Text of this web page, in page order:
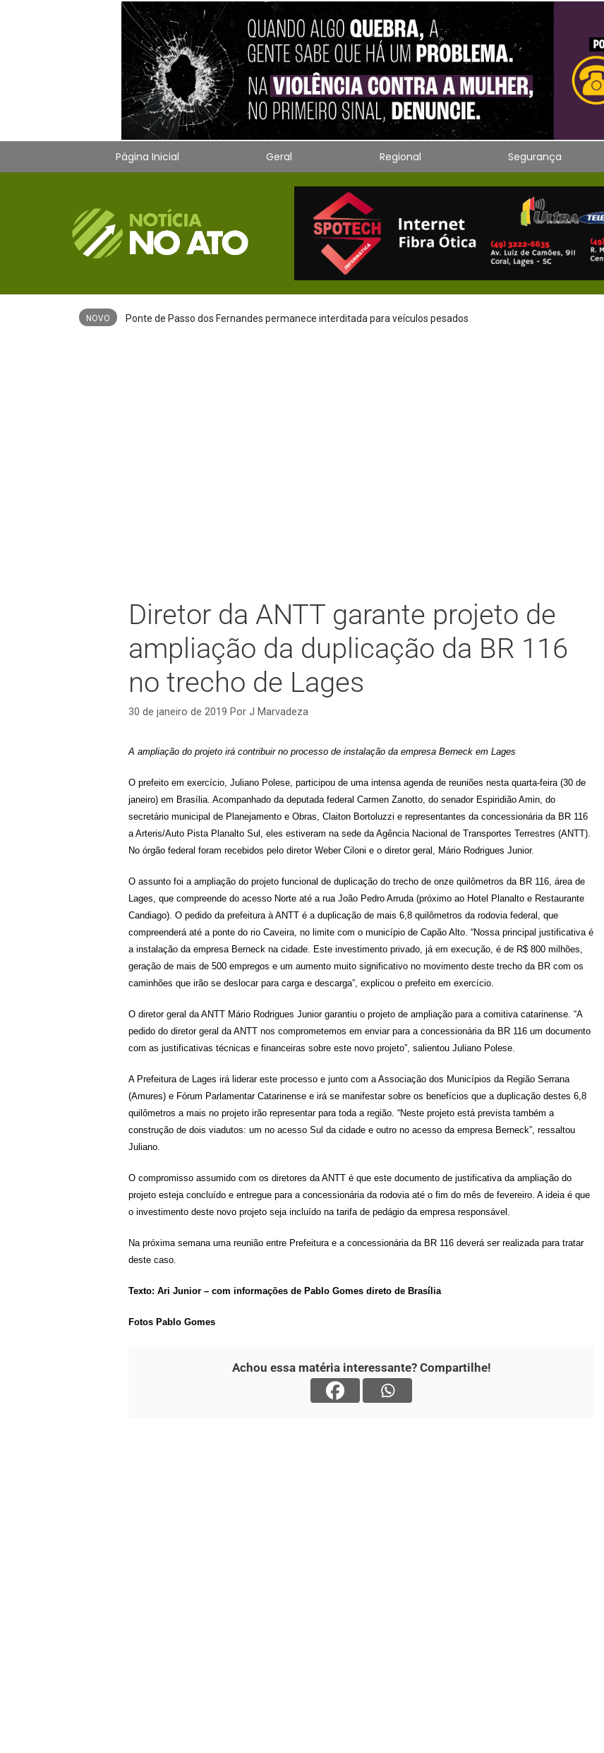
Página Inicial Geral Regional Segurança
NOVO
Diretor da ANTT garante projeto de
ampliação da duplicação da BR 116
no trecho de Lages
30 de janeiro de 2019 Por J Marvadeza
A ampliação do projeto irá contribuir no processo de instalação da empresa Berneck em Lages
O prefeito em exercício, Juliano Polese, participou de uma intensa agenda de reuniões nesta quarta-feira (30 de
janeiro) em Brasília. Acompanhado da deputada federal Carmen Zanotto, do senador Espiridião Amin, do
secretário municipal de Planejamento e Obras, Claiton Bortoluzzi e representantes da concessionária da BR 116
a Arteris/Auto Pista Planalto Sul, eles estiveram na sede da Agência Nacional de Transportes Terrestres (ANTT).
No órgão federal foram recebidos pelo diretor Weber Ciloni e o diretor geral, Mário Rodrigues Junior.
O assunto foi a ampliação do projeto funcional de duplicação do trecho de onze quilômetros da BR 116, área de
Lages, que compreende do acesso Norte até a rua João Pedro Arruda (próximo ao Hotel Planalto e Restaurante
Candiago). O pedido da prefeitura à ANTT é a duplicação de mais 6,8 quilômetros da rodovia federal, que
compreenderá até a ponte do rio Caveira, no limite com o município de Capão Alto. “Nossa principal justificativa é
a instalação da empresa Berneck na cidade. Este investimento privado, já em execução, é de R$ 800 milhões,
geração de mais de 500 empregos e um aumento muito significativo no movimento deste trecho da BR com os
caminhões que irão se deslocar para carga e descarga”, explicou o prefeito em exercício.
O diretor geral da ANTT Mário Rodrigues Junior garantiu o projeto de ampliação para a comitiva catarinense. “A
pedido do diretor geral da ANTT nos comprometemos em enviar para a concessionária da BR 116 um documento
com as justificativas técnicas e financeiras sobre este novo projeto”, salientou Juliano Polese.
A Prefeitura de Lages irá liderar este processo e junto com a Associação dos Municípios da Região Serrana
(Amures) e Fórum Parlamentar Catarinense e irá se manifestar sobre os benefícios que a duplicação destes 6,8
quilômetros a mais no projeto irão representar para toda a região. “Neste projeto está prevista também a
construção de dois viadutos: um no acesso Sul da cidade e outro no acesso da empresa Berneck”, ressaltou
Juliano.
O compromisso assumido com os diretores da ANTT é que este documento de justificativa da ampliação do
projeto esteja concluído e entregue para a concessionária da rodovia até o fim do mês de fevereiro. A ideia é que
o investimento deste novo projeto seja incluído na tarifa de pedágio da empresa responsável.
Na próxima semana uma reunião entre Prefeitura e a concessionária da BR 116 deverá ser realizada para tratar
deste caso.
Texto: Ari Junior – com informações de Pablo Gomes direto de Brasília
Fotos Pablo Gomes
Achou essa matéria interessante? Compartilhe!